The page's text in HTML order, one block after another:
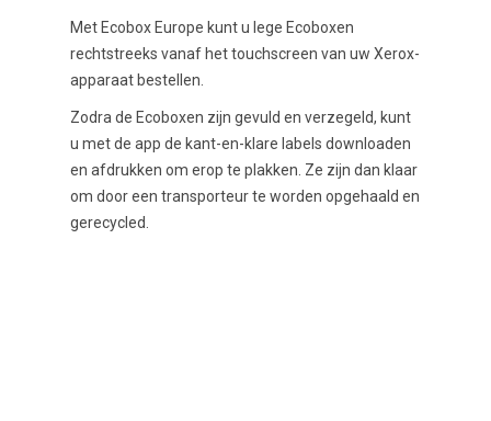
Met Ecobox Europe kunt u lege Ecoboxen
rechtstreeks vanaf het touchscreen van uw Xerox-
apparaat bestellen.
Zodra de Ecoboxen zijn gevuld en verzegeld, kunt
u met de app de kant-en-klare labels downloaden
en afdrukken om erop te plakken. Ze zijn dan klaar
om door een transporteur te worden opgehaald en
gerecycled.